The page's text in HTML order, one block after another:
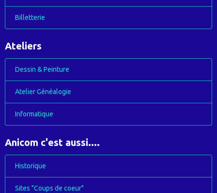
Billetterie
Ateliers
Dessin & Peinture
Atelier Généalogie
Informatique
Anicom c'est aussi....
Historique
Sites "Coups de coeur"